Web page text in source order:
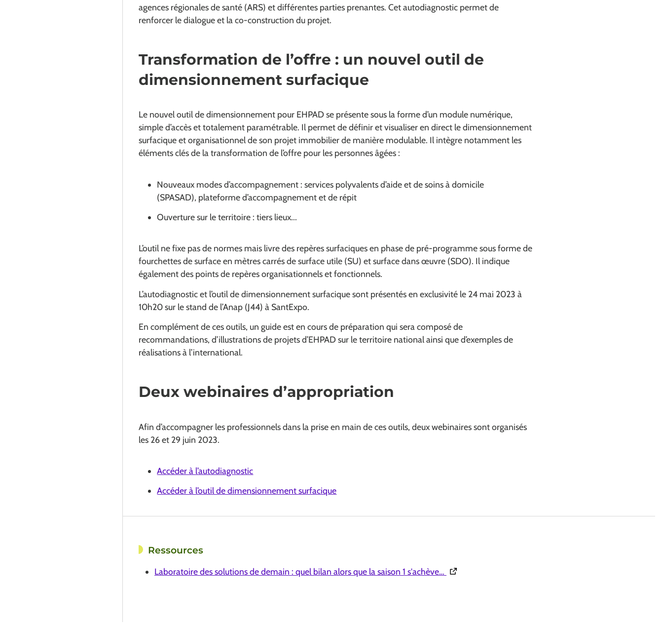
agences régionales de santé (ARS) et différentes parties prenantes. Cet autodiagnostic permet de
renforcer le dialogue et la co-construction du projet.
Transformation de l’offre : un nouvel outil de
dimensionnement surfacique
Le nouvel outil de dimensionnement pour EHPAD se présente sous la forme d’un module numérique,
simple d’accès et totalement paramétrable. Il permet de définir et visualiser en direct le dimensionnement
surfacique et organisationnel de son projet immobilier de manière modulable. Il intègre notamment les
éléments clés de la transformation de l’offre pour les personnes âgées :
Nouveaux modes d’accompagnement : services polyvalents d’aide et de soins à domicile
(SPASAD), plateforme d’accompagnement et de répit
Ouverture sur le territoire : tiers lieux...
L’outil ne fixe pas de normes mais livre des repères surfaciques en phase de pré-programme sous forme de
fourchettes de surface en mètres carrés de surface utile (SU) et surface dans œuvre (SDO). Il indique
également des points de repères organisationnels et fonctionnels.
L’autodiagnostic et l’outil de dimensionnement surfacique sont présentés en exclusivité le 24 mai 2023 à
10h20 sur le stand de l’Anap (J44) à SantExpo.
En complément de ces outils, un guide est en cours de préparation qui sera composé de
recommandations, d’illustrations de projets d’EHPAD sur le territoire national ainsi que d’exemples de
réalisations à l’international.
Deux webinaires d’appropriation
Afin d’accompagner les professionnels dans la prise en main de ces outils, deux webinaires sont organisés
les 26 et 29 juin 2023.
Accéder à l’autodiagnostic
Accéder à l’outil de dimensionnement surfacique
Ressources
Laboratoire des solutions de demain : quel bilan alors que la saison 1 s'achève… (Ouverture dans une nouvelle fenêtre)